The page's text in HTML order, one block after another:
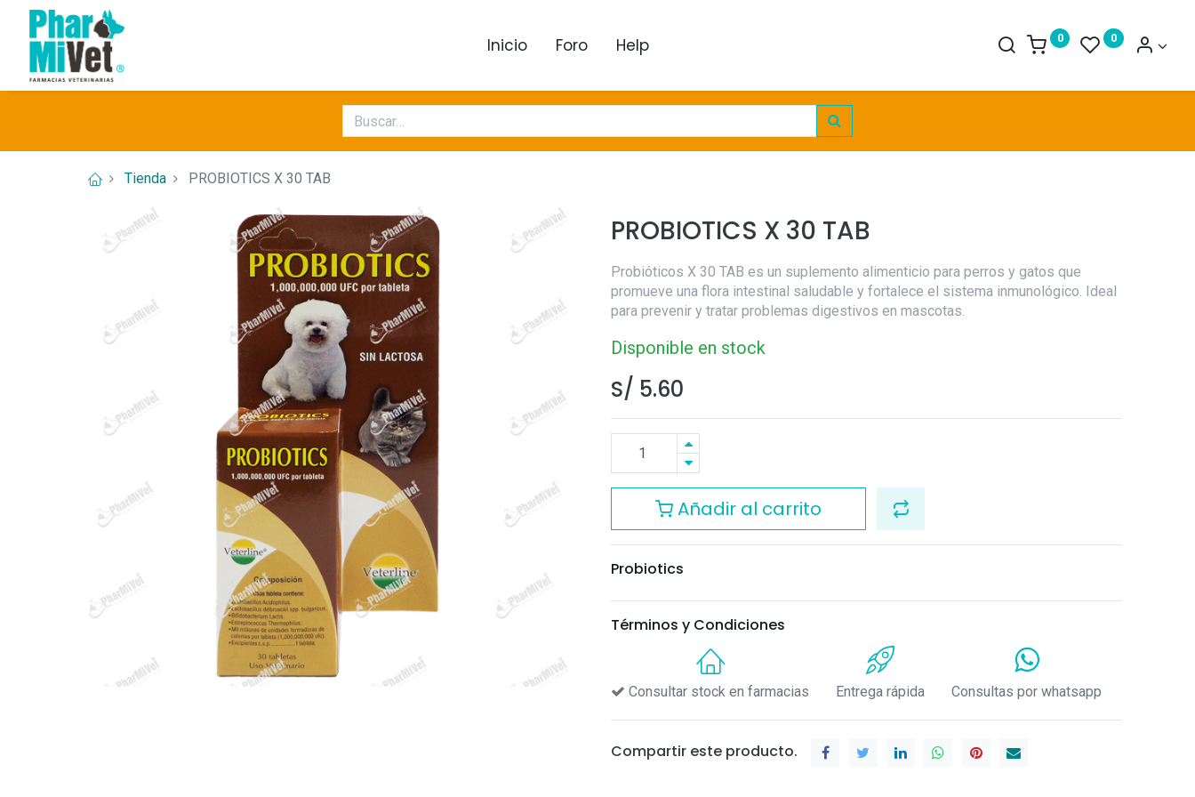
Inicio Foro Help 0 0
Tienda PROBIOTICS X 30 TAB
PROBIOTICS X 30 TAB
Probióticos X 30 TAB es un suplemento alimenticio para perros y gatos que
promueve una flora intestinal saludable y fortalece el sistema inmunológico. Ideal
para prevenir y tratar problemas digestivos en mascotas.
Disponible en stock
S/ 5.60
Añadir al carrito
Probiotics
Términos y Condiciones
Consultar stock en farmacias Entrega rápida Consultas por whatsapp
Compartir este producto.